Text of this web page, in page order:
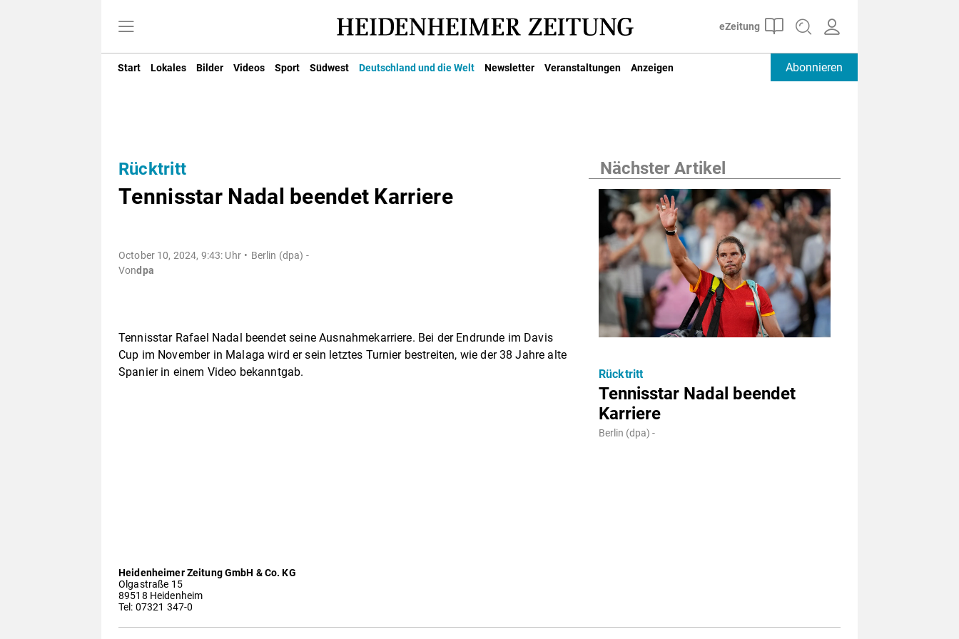
Start Lokales Bilder Videos Sport Südwest Deutschland und die Welt Newsletter Veranstaltungen Anzeigen Abonnieren
Rücktritt
Tennisstar Nadal beendet Karriere
October 10, 2024, 9:43: Uhr
Berlin (dpa) -
Vondpa
Tennisstar Rafael Nadal beendet seine Ausnahmekarriere. Bei der Endrunde im Davis
Cup im November in Malaga wird er sein letztes Turnier bestreiten, wie der 38 Jahre alte
Spanier in einem Video bekanntgab.
Nächster Artikel
Tennisstar Nadal beendet
Karriere
Rücktritt
Berlin (dpa) -
Heidenheimer Zeitung GmbH & Co. KG
Olgastraße 15
89518 Heidenheim
Tel: 07321 347-0